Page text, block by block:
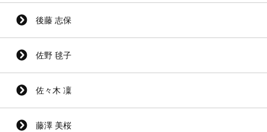
後藤 志保
佐野 毬子
佐々木 凜
藤澤 美桜